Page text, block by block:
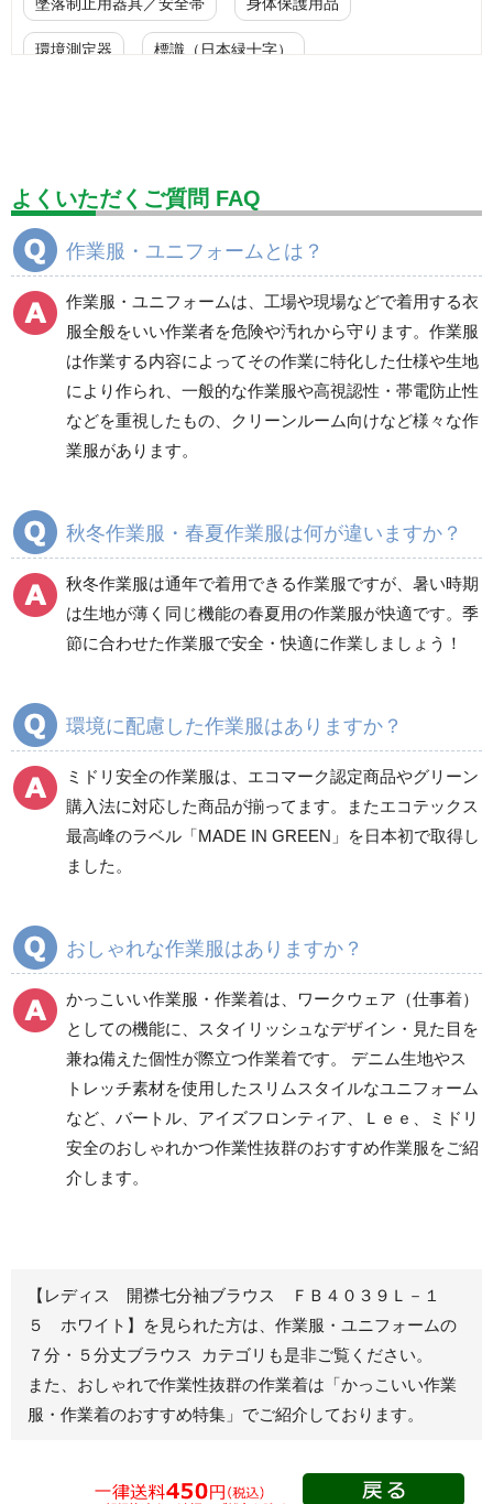
墜落制止用器具／安全帯 身体保護用品
環境測定器 標識（日本緑十字）
設備用品・作業補助用品 工事作業用品
分煙対策機器
電気保守用品 ワイパー クリーンルーム対策用品
防災グッズ（防災セット） 救急医療品
健康管理器具 季節商品 ウイルス対策用品
商品カテゴリ一覧
秋冬長袖
食品産業用長袖
食品産業用半袖
秋冬長袖
ワークパンツ
春夏ワークパンツ作業
ズボン
秋冬ワークパンツ作業
ズボン
ツ
クリーンウェアワーク
パンツ
カーゴパンツ
春夏カーゴパンツ作業
ズボン
ズボン
レディース作業着
ブルゾン
春夏半袖
ジャンパー
秋冬長袖
春夏半袖
スモック
秋冬長袖
シャツ
よくいただくご質問 FAQ
作業服・ユニフォームとは？
作業服・ユニフォームは、工場や現場などで着用する衣
服全般をいい作業者を危険や汚れから守ります。作業服
は作業する内容によってその作業に特化した仕様や生地
により作られ、一般的な作業服や高視認性・帯電防止性
などを重視したもの、クリーンルーム向けなど様々な作
業服があります。
秋冬作業服・春夏作業服は何が違いますか？
秋冬作業服は通年で着用できる作業服ですが、暑い時期
は生地が薄く同じ機能の春夏用の作業服が快適です。季
節に合わせた作業服で安全・快適に作業しましょう！
環境に配慮した作業服はありますか？
ミドリ安全の作業服は、エコマーク認定商品やグリーン
購入法に対応した商品が揃ってます。またエコテックス
最高峰のラベル「MADE IN GREEN」を日本初で取得し
ました。
おしゃれな作業服はありますか？
かっこいい作業服・作業着は、ワークウェア（仕事着）
としての機能に、スタイリッシュなデザイン・見た目を
兼ね備えた個性が際立つ作業着です。 デニム生地やス
トレッチ素材を使用したスリムスタイルなユニフォーム
など、バートル、アイズフロンティア、Ｌｅｅ、ミドリ
安全のおしゃれかつ作業性抜群のおすすめ作業服をご紹
介します。
【レディス 開襟七分袖ブラウス ＦＢ４０３９Ｌ－１
５ ホワイト】を見られた方は、作業服・ユニフォームの
７分・５分丈ブラウス カテゴリも是非ご覧ください。
また、おしゃれで作業性抜群の作業着は 「かっこいい作業
服・作業着のおすすめ特集」 でご紹介しております。